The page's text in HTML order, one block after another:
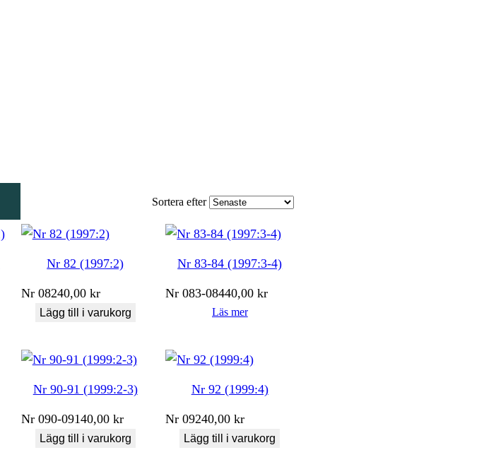
Sortera efter
Nr 82 (1997:2)
Nr 08240,00 kr
Lägg till i varukorg
Nr 83-84 (1997:3-4)
Nr 083-08440,00kr
Läs mer
Nr 90-91 (1999:2-3)
Nr 090-09140,00 kr
Lägg till i varukorg
Nr 92 (1999:4)
Nr 09240,00kr
Lägg till i varukorg